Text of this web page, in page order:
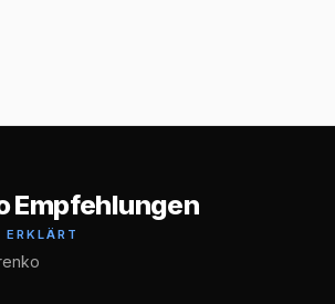
Empfehlungen